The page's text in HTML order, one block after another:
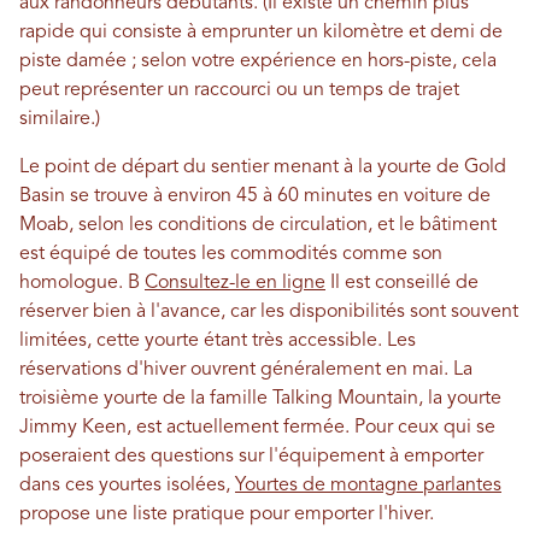
rapide qui consiste à emprunter un kilomètre et demi de
piste damée ; selon votre expérience en hors-piste, cela
peut représenter un raccourci ou un temps de trajet
similaire.)
Le point de départ du sentier menant à la yourte de Gold
Basin se trouve à environ 45 à 60 minutes en voiture de
Moab, selon les conditions de circulation, et le bâtiment
est équipé de toutes les commodités comme son
homologue. B Consultez-le en ligne Il est conseillé de
réserver bien à l'avance, car les disponibilités sont souvent
limitées, cette yourte étant très accessible. Les
réservations d'hiver ouvrent généralement en mai. La
troisième yourte de la famille Talking Mountain, la yourte
Jimmy Keen, est actuellement fermée. Pour ceux qui se
poseraient des questions sur l'équipement à emporter
dans ces yourtes isolées, Yourtes de montagne parlantes
propose une liste pratique pour emporter l'hiver.